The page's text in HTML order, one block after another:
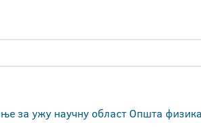
за ужу научну област Општа